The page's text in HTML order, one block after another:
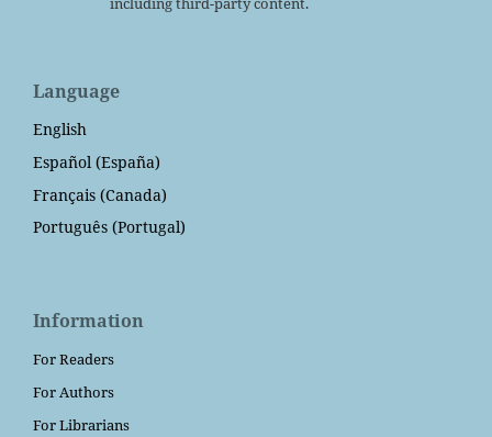
Language
English
Español (España)
Français (Canada)
Português (Portugal)
Information
For Readers
For Authors
For Librarians